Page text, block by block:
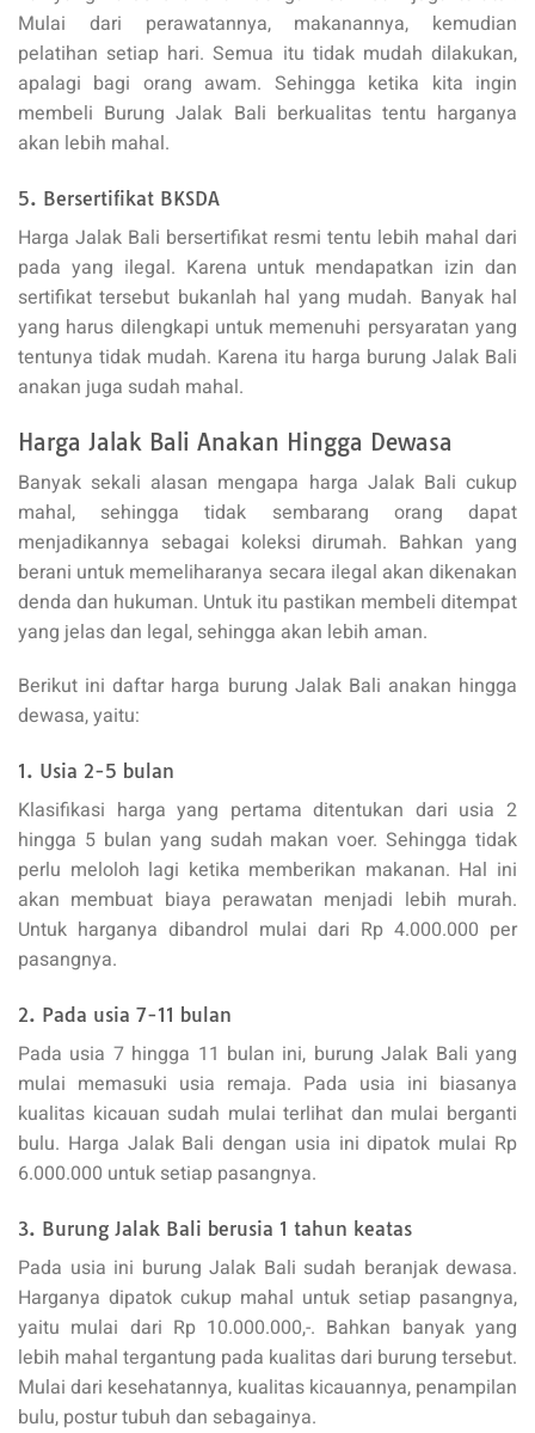
Mulai dari perawatannya, makanannya, kemudian
pelatihan setiap hari. Semua itu tidak mudah dilakukan,
apalagi bagi orang awam. Sehingga ketika kita ingin
membeli Burung Jalak Bali berkualitas tentu harganya
akan lebih mahal.
5. Bersertifikat BKSDA
Harga Jalak Bali bersertifikat resmi tentu lebih mahal dari
pada yang ilegal. Karena untuk mendapatkan izin dan
sertifikat tersebut bukanlah hal yang mudah. Banyak hal
yang harus dilengkapi untuk memenuhi persyaratan yang
tentunya tidak mudah. Karena itu harga burung Jalak Bali
anakan juga sudah mahal.
Harga Jalak Bali Anakan Hingga Dewasa
Banyak sekali alasan mengapa harga Jalak Bali cukup
mahal, sehingga tidak sembarang orang dapat
menjadikannya sebagai koleksi dirumah. Bahkan yang
berani untuk memeliharanya secara ilegal akan dikenakan
denda dan hukuman. Untuk itu pastikan membeli ditempat
yang jelas dan legal, sehingga akan lebih aman.
Berikut ini daftar harga burung Jalak Bali anakan hingga
dewasa, yaitu:
1. Usia 2-5 bulan
Klasifikasi harga yang pertama ditentukan dari usia 2
hingga 5 bulan yang sudah makan voer. Sehingga tidak
perlu meloloh lagi ketika memberikan makanan. Hal ini
akan membuat biaya perawatan menjadi lebih murah.
Untuk harganya dibandrol mulai dari Rp 4.000.000 per
pasangnya.
2. Pada usia 7-11 bulan
Pada usia 7 hingga 11 bulan ini, burung Jalak Bali yang
mulai memasuki usia remaja. Pada usia ini biasanya
kualitas kicauan sudah mulai terlihat dan mulai berganti
bulu. Harga Jalak Bali dengan usia ini dipatok mulai Rp
6.000.000 untuk setiap pasangnya.
3. Burung Jalak Bali berusia 1 tahun keatas
Pada usia ini burung Jalak Bali sudah beranjak dewasa.
Harganya dipatok cukup mahal untuk setiap pasangnya,
yaitu mulai dari Rp 10.000.000,-. Bahkan banyak yang
lebih mahal tergantung pada kualitas dari burung tersebut.
Mulai dari kesehatannya, kualitas kicauannya, penampilan
bulu, postur tubuh dan sebagainya.